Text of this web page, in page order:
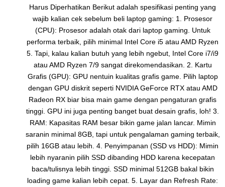
Harus Diperhatikan Berikut adalah spesifikasi penting yang
wajib kalian cek sebelum beli laptop gaming: 1. Prosesor
(CPU): Prosesor adalah otak dari laptop gaming. Untuk
performa terbaik, pilih minimal Intel Core i5 atau AMD Ryzen
5. Tapi, kalau kalian butuh yang lebih ngebut, Intel Core i7/i9
atau AMD Ryzen 7/9 sangat direkomendasikan. 2. Kartu
Grafis (GPU): GPU nentuin kualitas grafis game. Pilih laptop
dengan GPU diskrit seperti NVIDIA GeForce RTX atau AMD
Radeon RX biar bisa main game dengan pengaturan grafis
tinggi. GPU ini juga penting banget buat desain grafis, loh! 3.
RAM: Kapasitas RAM besar bikin game jalan lancar. Mimin
saranin minimal 8GB, tapi untuk pengalaman gaming terbaik,
pilih 16GB atau lebih. 4. Penyimpanan (SSD vs HDD): Mimin
lebih nyaranin pilih SSD dibanding HDD karena kecepatan
baca/tulisnya lebih tinggi. SSD minimal 512GB bakal bikin
loading game kalian lebih cepat. 5. Layar dan Refresh Rate: